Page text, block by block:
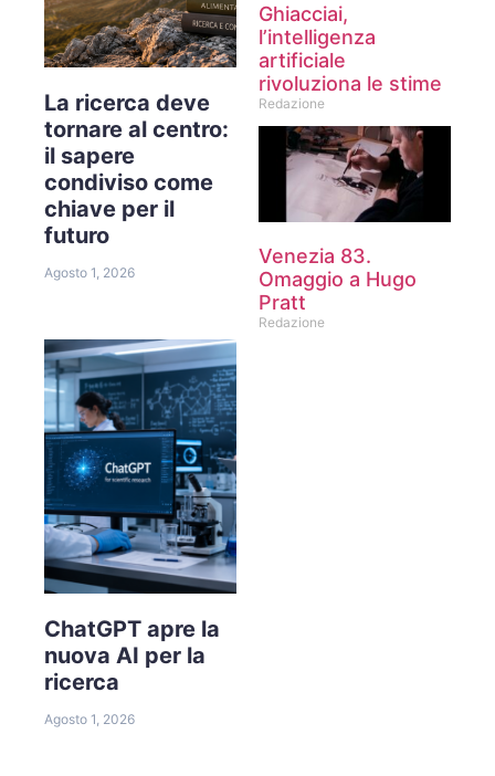
La ricerca deve
tornare al centro:
il sapere
condiviso come
chiave per il
futuro
Agosto 1, 2026
ChatGPT apre la
nuova AI per la
ricerca
Agosto 1, 2026
Ghiacciai,
l’intelligenza
artificiale
rivoluziona le stime
Redazione
Venezia 83.
Omaggio a Hugo
Pratt
Redazione